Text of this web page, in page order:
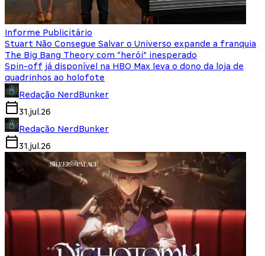
Informe Publicitário
Stuart Não Consegue Salvar o Universo expande a franquia
The Big Bang Theory com “herói” inesperado
Spin-off já disponível na HBO Max leva o dono da loja de
quadrinhos ao holofote
Redação NerdBunker
31.jul.26
Redação NerdBunker
31.jul.26